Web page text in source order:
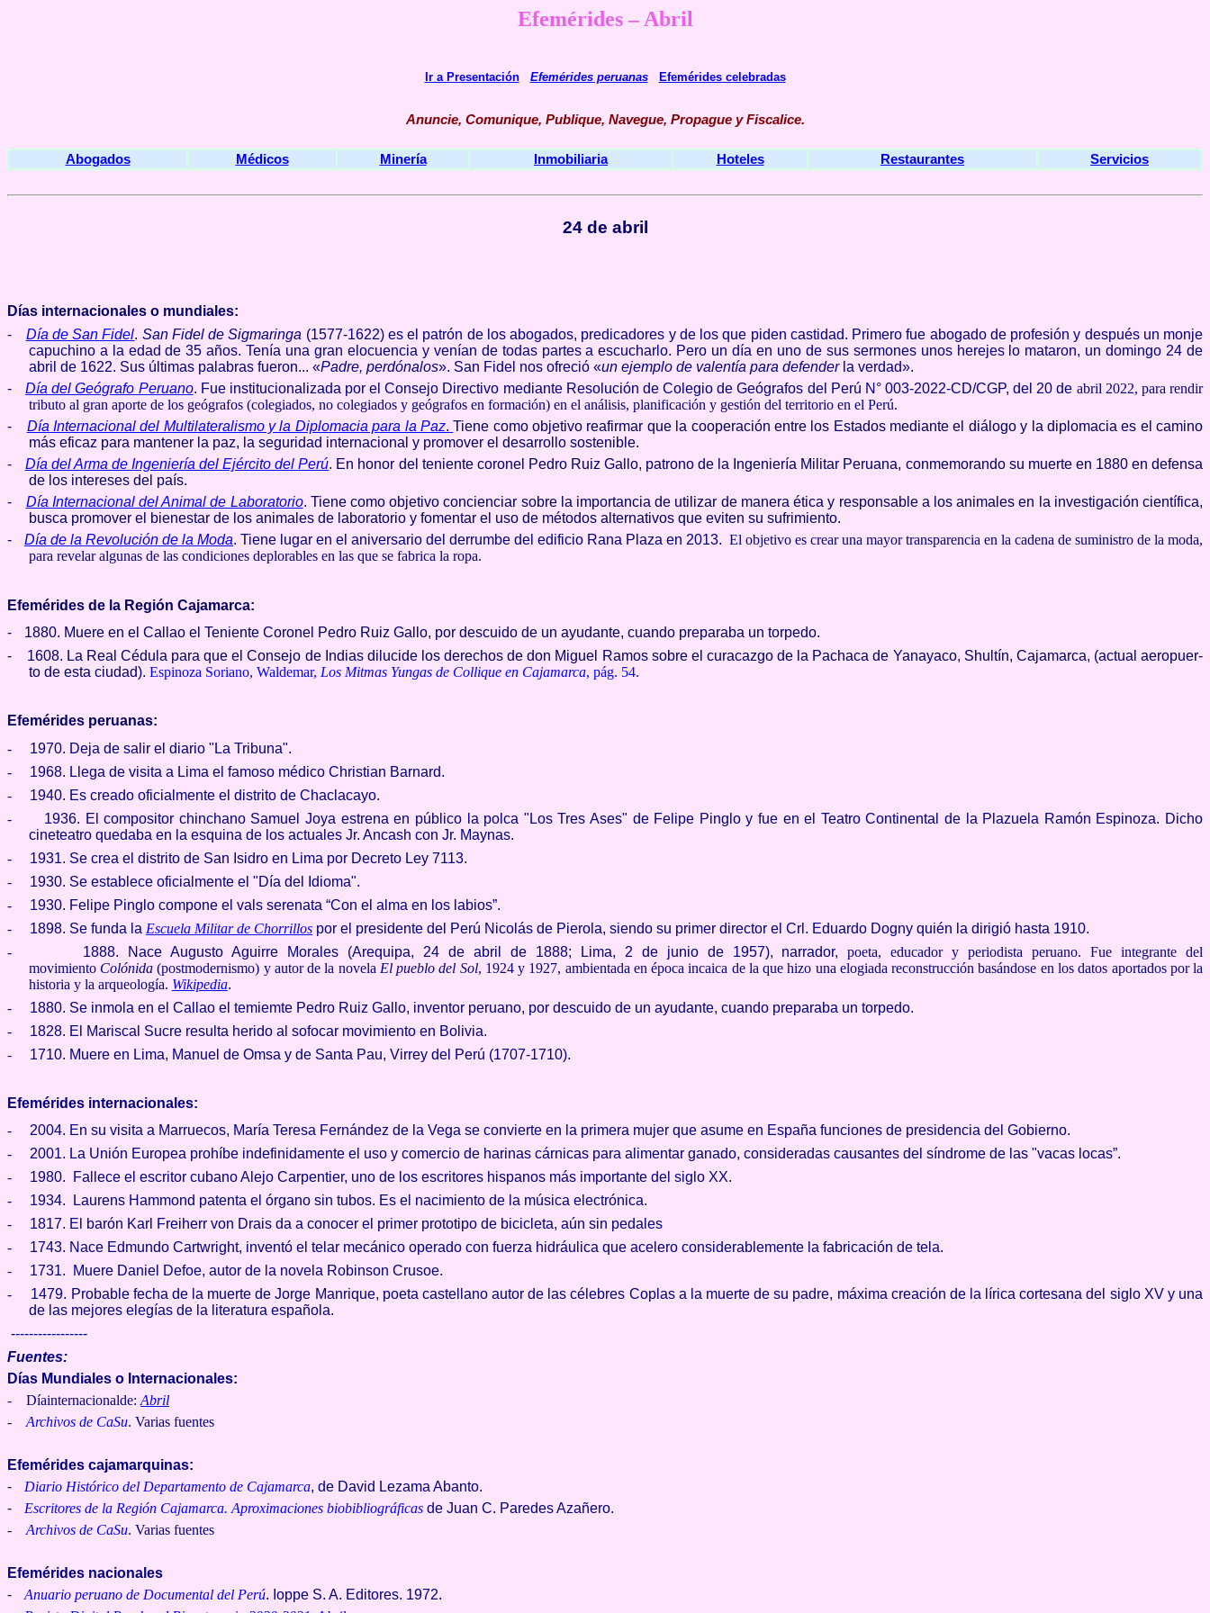
Efemérides – Abril
Ir a Presentación Efemérides peruanas Efemérides celebradas
Anuncie, Comunique, Publique, Navegue, Propague y Fiscalice.
Abogados Médicos Minería Inmobiliaria Hoteles Restaurantes Servicios
24 de abril
Días internacionales o mundiales:
-
Día de San Fidel. San Fidel de Sigmaringa (1577-1622) es el patrón de los abogados, predicadores y de los que piden castidad. Primero fue abogado de profesión y después un monje
capuchino a la edad de 35 años. Tenía una gran elocuencia y venían de todas partes a escucharlo. Pero un día en uno de sus sermones unos herejes lo mataron, un domingo 24 de
abril de 1622. Sus últimas palabras fueron... «Padre, perdónalos». San Fidel nos ofreció «un ejemplo de valentía para defender la verdad».
-
Día del Geógrafo Peruano. Fue institucionalizada por el Consejo Directivo mediante Resolución de Colegio de Geógrafos del Perú N° 003-2022-CD/CGP, del 20 de abril 2022, para rendir
tributo al gran aporte de los geógrafos (colegiados, no colegiados y geógrafos en formación) en el análisis, planificación y gestión del territorio en el Perú.
-
Día Internacional del Multilateralismo y la Diplomacia para la Paz.Tiene como objetivo reafirmar que la cooperación entre los Estados mediante el diálogo y la diplomacia es el camino
más eficaz para mantener la paz, la seguridad internacional y promover el desarrollo sostenible.
-
Día del Arma de Ingeniería del Ejército del Perú. En honor del teniente coronel Pedro Ruiz Gallo, patrono de la Ingeniería Militar Peruana, conmemorando su muerte en 1880 en defensa
de los intereses del país.
-
Día Internacional del Animal de Laboratorio. Tiene como objetivo concienciar sobre la importancia de utilizar de manera ética y responsable a los animales en la investigación científica,
busca promover el bienestar de los animales de laboratorio y fomentar el uso de métodos alternativos que eviten su sufrimiento.
-
Día de la Revolución de la Moda. Tiene lugar en el aniversario del derrumbe del edificio Rana Plaza en 2013. El objetivo es crear una mayor transparencia en la cadena de suministro de la moda,
para revelar algunas de las condiciones deplorables en las que se fabrica la ropa.
Efemérides de la Región Cajamarca:
-
1880. Muere en el Callao el Teniente Coronel Pedro Ruiz Gallo, por descuido de un ayudante, cuando preparaba un torpedo.
- 1608. La Real Cédula para que el Consejo de Indias dilucide los derechos de don Miguel Ramos sobre el curacazgo de la Pachaca de Yanayaco, Shultín, Cajamarca, (actual aeropuer­
to de esta ciudad). Espinoza Soriano, Waldemar, Los Mitmas Yungas de Collique en Cajamarca, pág. 54.
Efemérides peruanas:
-
1970. Deja de salir el diario "La Tribuna".
-
1968. Llega de visita a Lima el famo­so médico Christian Barnard.
-
1940. Es creado oficialmente el dis­trito de Chaclacayo.
-
1936. El compositor chinchano Samuel Joya estrena en público la polca "Los Tres Ases" de Felipe Pinglo y fue en el Teatro Continental de la Plazuela Ramón Espinoza. Dicho
cineteatro quedaba en la esquina de los actuales Jr. Ancash con Jr. Maynas.
-
1931. Se crea el distrito de San Isidro en Li­ma por Decreto Ley 7113.
-
1930. Se establece oficialmente el "Día del Idioma".
-
1930. Felipe Pinglo compone el vals serenata “Con el alma en los labios”.
-
1898. Se funda la Escuela Militar de Chorrillos por el presidente del Perú Nicolás de Pierola, siendo su primer director el Crl. Eduardo Dogny quién la dirigió hasta 1910.
-
1888. NaceAugusto Aguirre Morales (Arequipa, 24 de abril de 1888; Lima, 2 de junio de 1957), narrador,poeta, educador y periodista peruano. Fue integrante del
movimiento Colónida (postmodernismo) y autor de la novela El pueblo del Sol, 1924 y 1927, ambientada en época incaica de la que hizo una elogiada reconstrucción basándose en los datos aportados por la
historia y la arqueología. Wikipedia.
-
1880. Se inmola en el Ca­llao el temiemte Pedro Ruiz Gallo, inventor peruano, por descuido de un ayudante, cuando preparaba un torpedo.
-
1828. El Mariscal Sucre resulta he­rido al sofocar movimiento en Bolivia.
-
1710. Muere en Lima, Manuel de Omsa y de Santa Pau, Virrey del Perú (1707-1710).
Efemérides internacionales:
-
2004. En su visita a Marruecos, María Teresa Fernández de la Vega se convierte en la primera mujer que asume en España funciones de presidencia del Gobierno.
-
2001. La Unión Europea prohíbe indefinidamente el uso y comercio de harinas cárnicas para alimentar ganado, consideradas causantes del síndrome de las "vacas locas”.
-
1980. Fallece el escritor cubano Alejo Carpentier, uno de los escritores hispanos más importante del siglo XX.
-
1934. Laurens Hammond patenta el órgano sin tubos. Es el nacimiento de la música electrónica.
-
1817. El barón Karl Freiherr von Drais da a conocer el primer prototipo de bicicleta, aún sin pedales
-
1743. Nace Edmundo Cartwright, inventó el telar mecánico operado con fuerza hidráulica que acelero considerablemente la fabricación de tela.
-
1731. Muere Daniel Defoe, autor de la novela Robinson Crusoe.
-
1479. Probable fecha de la muerte de Jorge Manrique, poeta castellano autor de las célebres Coplas a la muerte de su padre, máxima creación de la lírica cortesana del siglo XV y una
de las mejores elegías de la literatura española.
-----------------
Fuentes:
Días Mundiales o Internacionales:
- Díainternacionalde: Abril
- Archivos de CaSu. Varias fuentes
Efemérides cajamarquinas:
-
Diario Histórico del Departamento de Cajamarca, de David Lezama Abanto.
-
Escritores de la Región Cajamarca. Aproximaciones biobibliográficas de Juan C. Paredes Azañero.
- Archivos de CaSu. Varias fuentes
Efemérides nacionales
-
Anuario peruano de Documental del Perú. Ioppe S. A. Editores. 1972.